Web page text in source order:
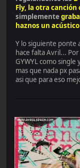
Fly, la otra canción
simplemente
haznos un acústico
Y lo siguiente ponte
hace falta Avril...
GYWYL como
mas que nada px
asi que para eso